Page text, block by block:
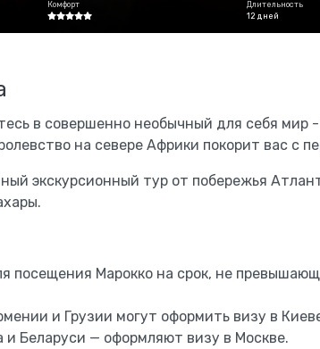
Комфорт
Длительность
12 дней
в совершенно необычный для себя мир
на севере Африки покорит вас с
экскурсионный тур от побережья
посещения Марокко на срок, не
и Грузии могут оформить визу в
и Беларуси — оформляют визу в Москве.